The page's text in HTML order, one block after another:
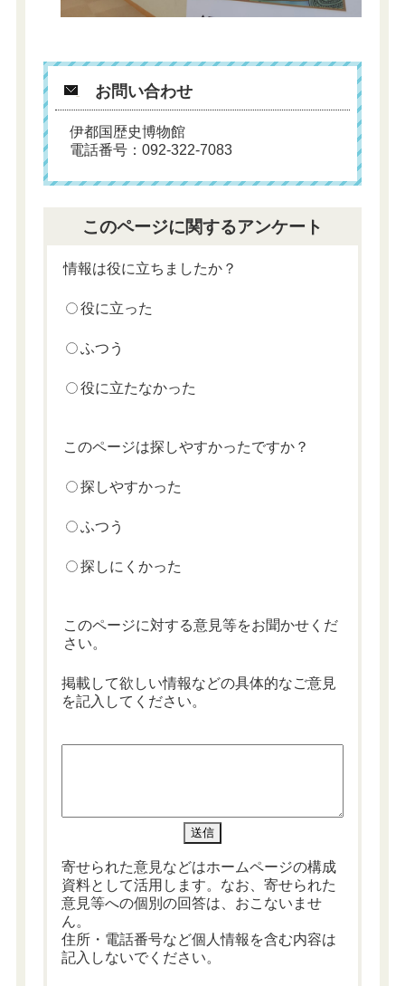
お問い合わせ
伊都国歴史博物館
電話番号：092-322-7083
このページに関するアンケート
情報は役に立ちましたか？
役に立った
ふつう
役に立たなかった
このページは探しやすかったですか？
探しやすかった
ふつう
探しにくかった
このページに対する意見等をお聞かせくだ
さい。
掲載して欲しい情報などの具体的なご意見
を記入してください。
寄せられた意見などはホームページの構成
資料として活用します。なお、寄せられた
意見等への個別の回答は、おこないませ
ん。
住所・電話番号など個人情報を含む内容は
記入しないでください。